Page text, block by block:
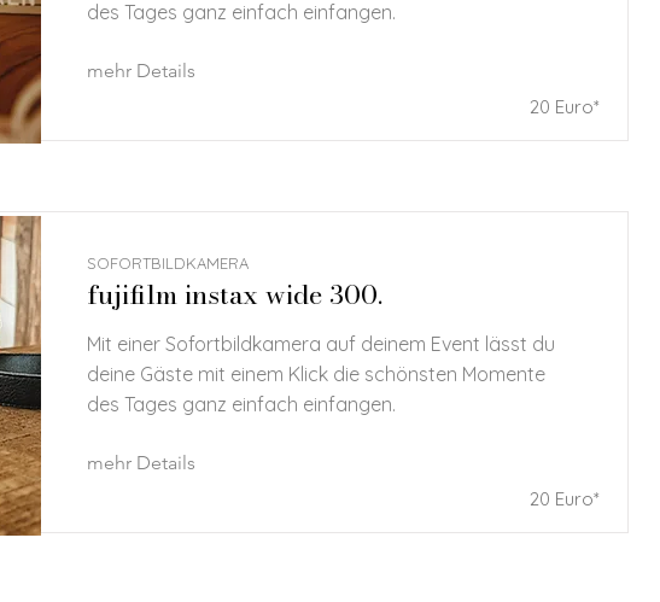
des Tages ganz einfach einfangen.
mehr Details
20 Euro*
SOFORTBILDKAMERA
fujifilm instax wide 300.
Mit einer Sofortbildkamera auf deinem Event lässt du
deine Gäste mit einem Klick die schönsten Momente
des Tages ganz einfach einfangen.
mehr Details
20 Euro*